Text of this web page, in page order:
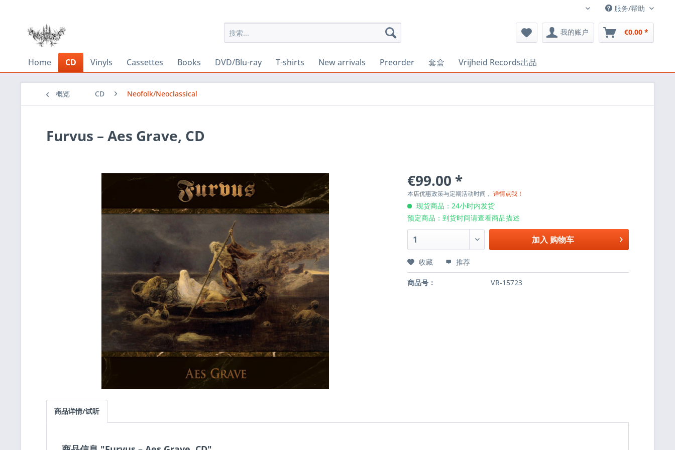
EN 服务/帮助
我的账户 €0.00 *
Home CD Vinyls Cassettes Books DVD/Blu-ray T-shirts New arrivals Preorder 套盒 Vrijheid Records出品
概览 CD Neofolk/Neoclassical
Furvus – Aes Grave, CD
€99.00 *
本店优惠政策与定期活动时间，详情点我！
现货商品：24小时内发货
预定商品：到货时间请查看商品描述
加入 购物车
收藏 推荐
商品号： VR-15723
商品详情/试听